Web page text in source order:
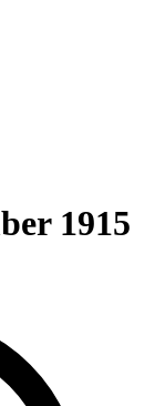
1915